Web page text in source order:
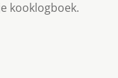
kooklogboek.